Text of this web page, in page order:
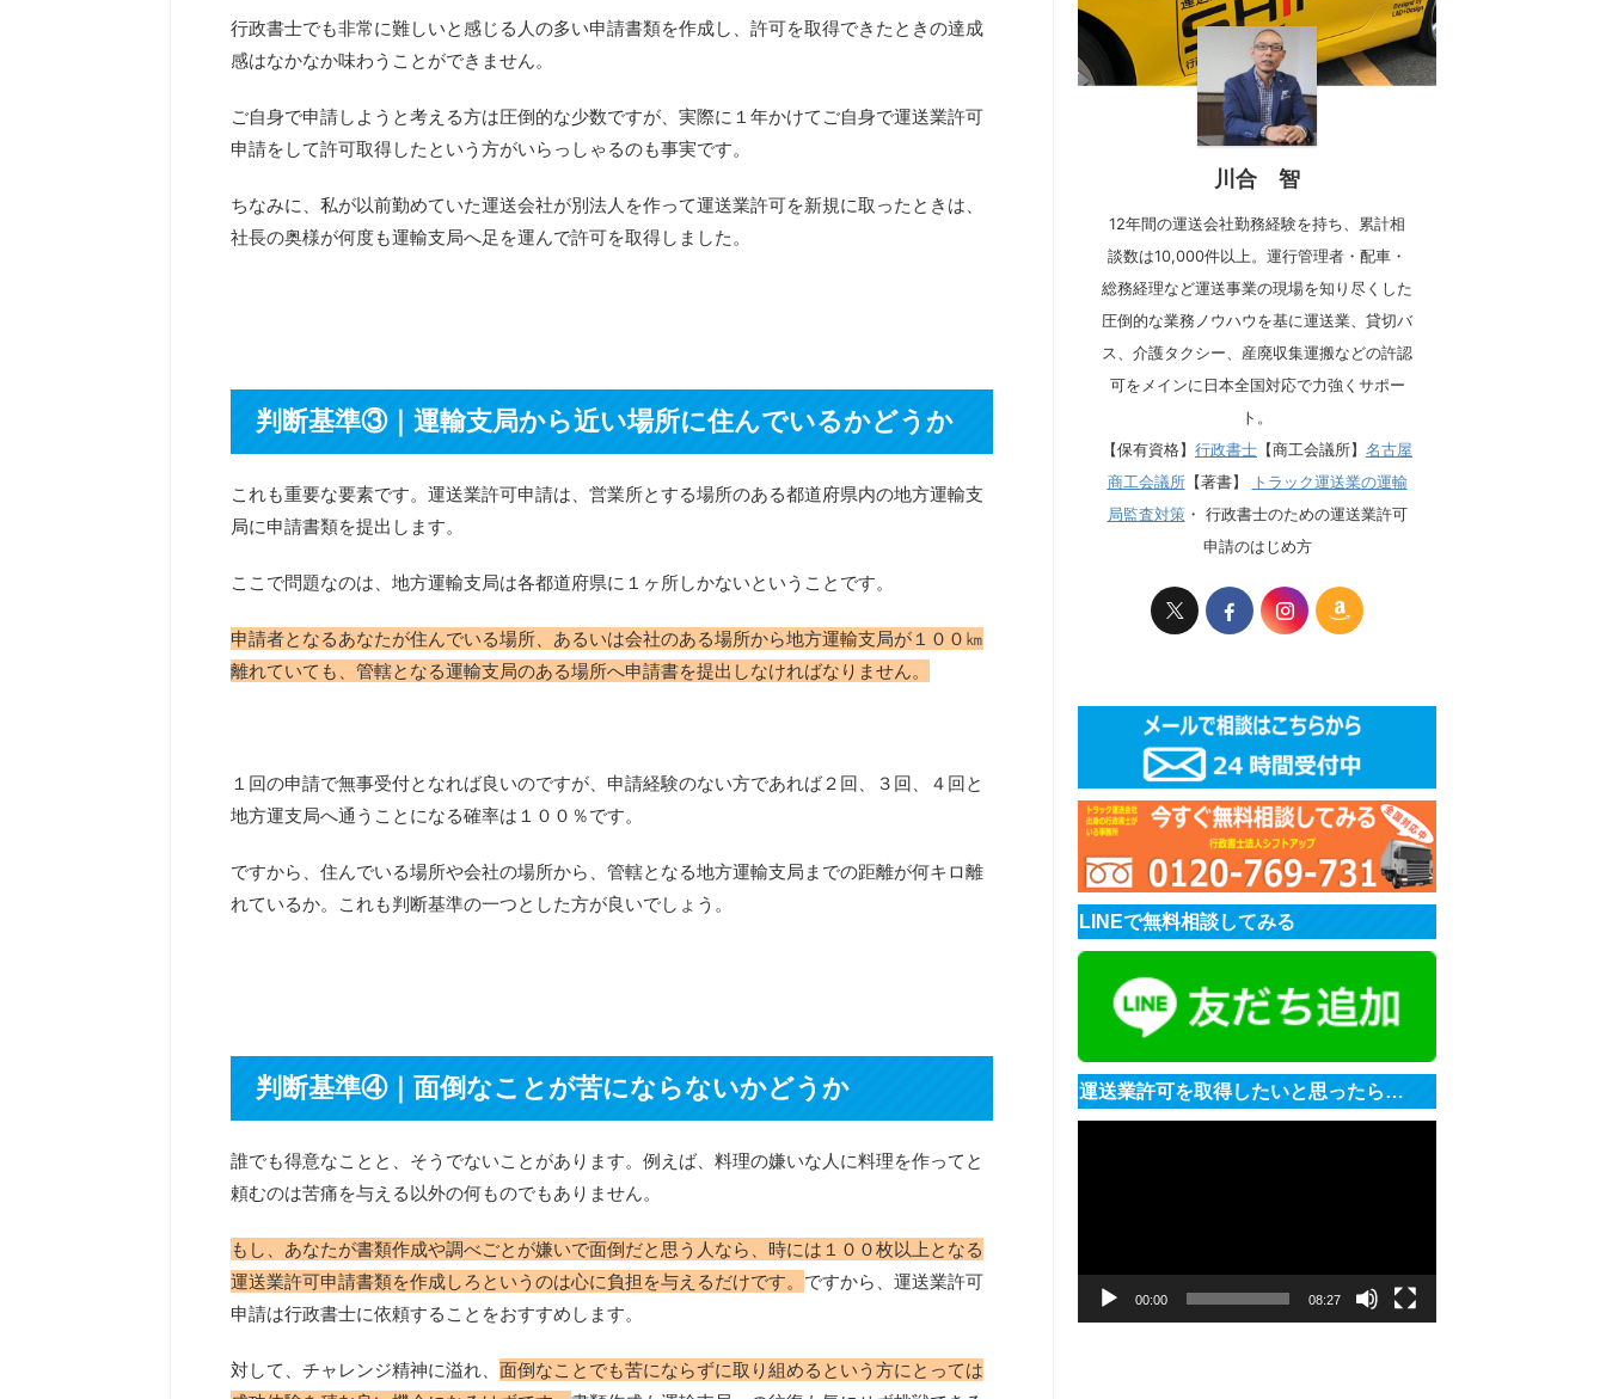
行政書士でも非常に難しいと感じる人の多い申請書類を作成し、許可を取得できたときの達成
感はなかなか味わうことができません。
ご自身で申請しようと考える方は圧倒的な少数ですが、実際に１年かけてご自身で運送業許可
申請をして許可取得したという方がいらっしゃるのも事実です。
ちなみに、私が以前勤めていた運送会社が別法人を作って運送業許可を新規に取ったときは、
社長の奥様が何度も運輸支局へ足を運んで許可を取得しました。
判断基準③｜運輸支局から近い場所に住んでいるかどうか
これも重要な要素です。運送業許可申請は、営業所とする場所のある都道府県内の地方運輸支
局に申請書類を提出します。
ここで問題なのは、地方運輸支局は各都道府県に１ヶ所しかないということです。
申請者となるあなたが住んでいる場所、あるいは会社のある場所から地方運輸支局が１００㎞
離れていても、管轄となる運輸支局のある場所へ申請書を提出しなければなりません。
１回の申請で無事受付となれば良いのですが、申請経験のない方であれば２回、３回、４回と
地方運支局へ通うことになる確率は１００％です。
ですから、住んでいる場所や会社の場所から、管轄となる地方運輸支局までの距離が何キロ離
れているか。これも判断基準の一つとした方が良いでしょう。
判断基準④｜面倒なことが苦にならないかどうか
誰でも得意なことと、そうでないことがあります。例えば、料理の嫌いな人に料理を作ってと
頼むのは苦痛を与える以外の何ものでもありません。
もし、あなたが書類作成や調べごとが嫌いで面倒だと思う人なら、時には１００枚以上となる
運送業許可申請書類を作成しろというのは心に負担を与えるだけです。 ですから、運送業許可
申請は行政書士に依頼することをおすすめします。
対して、チャレンジ精神に溢れ、 面倒なことでも苦にならずに取り組めるという方にとっては
川合 智
12年間の運送会社勤務経験を持ち、累計相
談数は10,000件以上。運行管理者・配車・
総務経理など運送事業の現場を知り尽くした
圧倒的な業務ノウハウを基に運送業、貸切バ
ス、介護タクシー、産廃収集運搬などの許認
可をメインに日本全国対応で力強くサポー
ト。
【保有資格】 行政書士 【商工会議所】 名古屋
商工会議所【著書】
トラック運送業の運輸
局監査対策・ 行政書士のための運送業許可
申請のはじめ方
LINEで無料相談してみる
運送業許可を取得したいと思ったら…
00:00 08:27